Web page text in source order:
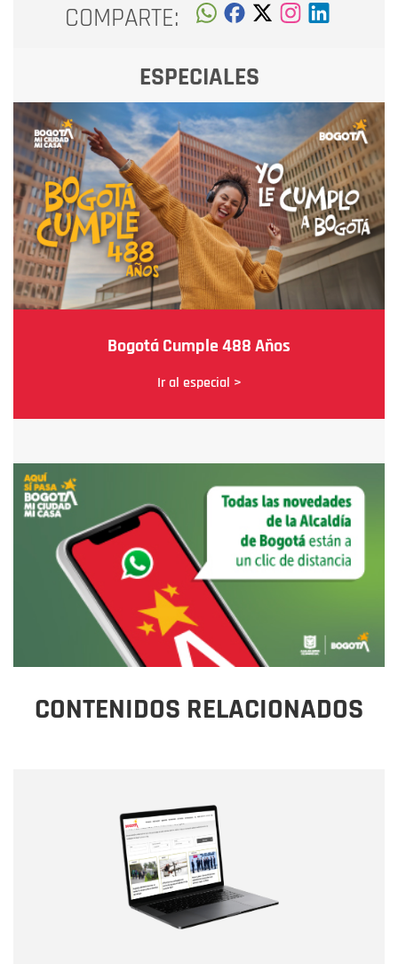
COMPARTE:
ESPECIALES
Bogotá Cumple 488 Años
Ir al especial >
CONTENIDOS RELACIONADOS
Correo electrónico
Tipo de comentario